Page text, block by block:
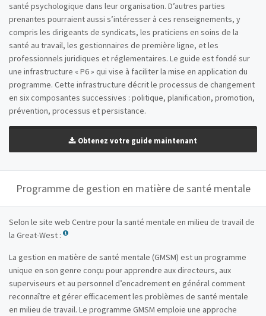
santé psychologique dans leur organisation. D’autres parties
prenantes pourraient aussi s’intéresser à ces renseignements, y
compris les dirigeants de syndicats, les praticiens en soins de la
santé au travail, les gestionnaires de première ligne, et les
professionnels juridiques et réglementaires. Le guide est fondé sur
une infrastructure « P6 » qui vise à faciliter la mise en application du
programme. Cette infrastructure décrit le processus de changement
en six composantes successives : politique, planification, promotion,
prévention, processus et persistance.
Obtenez votre guide maintenant
Programme de gestion en matière de santé mentale
Selon le site web Centre pour la santé mentale en milieu de travail de
la Great-West :
La gestion en matière de santé mentale (GMSM) est un programme
unique en son genre conçu pour apprendre aux directeurs, aux
superviseurs et au personnel d’encadrement en général comment
reconnaître et gérer efficacement les problèmes de santé mentale
en milieu de travail. Le programme GMSM emploie une approche